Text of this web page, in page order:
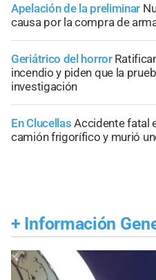
Apelación de la preliminar
causa por la compra de
Geriátrico del horror
incendio y piden que la
investigación
En Clucellas Accidente fatal
camión frigorífico y murió
+ Información